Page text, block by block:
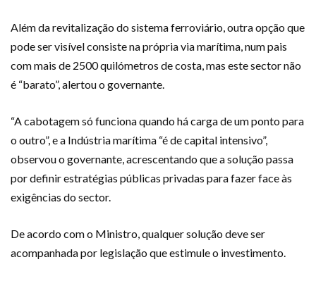
Além da revitalização do sistema ferroviário, outra opção que
pode ser visível consiste na própria via marítima, num pais
com mais de 2500 quilómetros de costa, mas este sector não
é “barato”, alertou o governante.
“A cabotagem só funciona quando há carga de um ponto para
o outro”, e a Indústria marítima “é de capital intensivo”,
observou o governante, acrescentando que a solução passa
por definir estratégias públicas privadas para fazer face às
exigências do sector.
De acordo com o Ministro, qualquer solução deve ser
acompanhada por legislação que estimule o investimento.